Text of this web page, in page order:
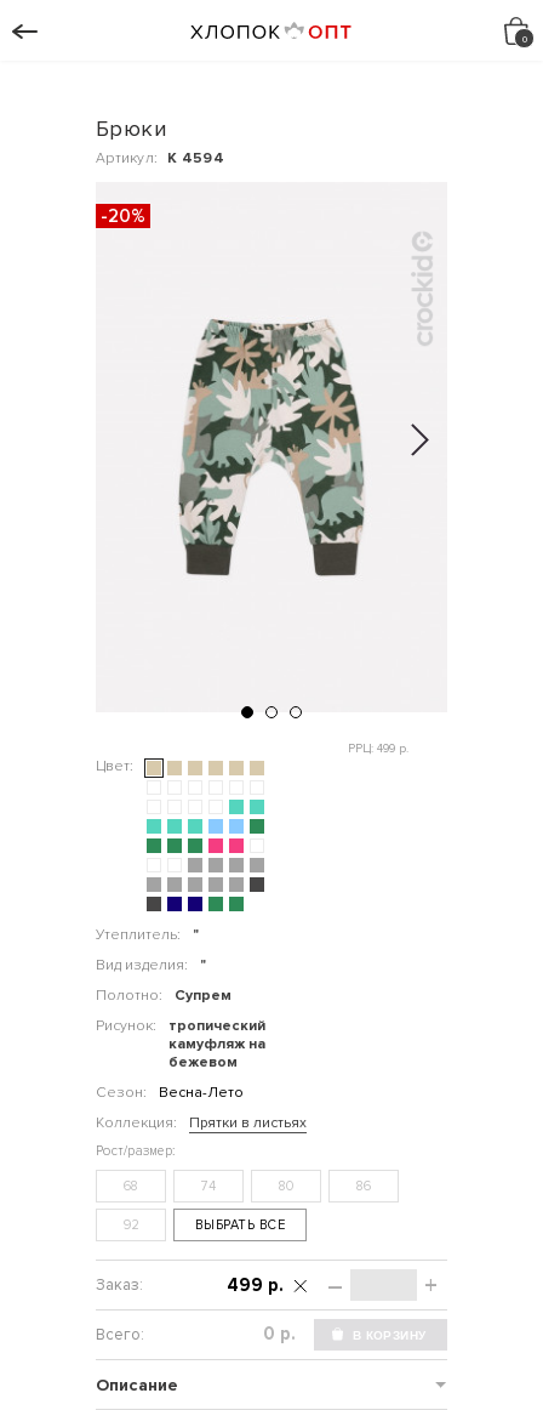
Брюки
Артикул: К 4594
-20%
Цвет:
Утеплитель:
"
Вид изделия:
"
Полотно:
Супрем
Рисунок:
тропический
камуфляж на
бежевом
Сезон:
Весна-Лето
Коллекция:
Прятки в листьях
РРЦ: 499 р.
68 74 80 86
92 ВЫБРАТЬ ВСЕ
– +
499 р.
р.
Описание